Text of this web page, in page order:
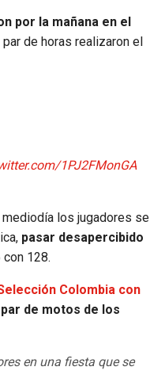
por la mañana en el
par de horas realizaron el
1PJ2FMonGA
los jugadores se
pasar desapercibido
con 128.
Colombia con
de motos de los
en una fiesta que se